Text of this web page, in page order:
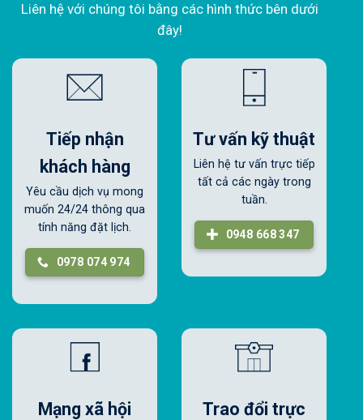
Liên hệ với chúng tôi bằng các hình thức bên dưới
đây!
Tiếp nhận
khách hàng
Yêu cầu dịch vụ mong
muốn 24/24 thông qua
tính năng đặt lịch.
0978 074 974
Tư vấn kỹ thuật
Liên hệ tư vấn trực tiếp
tất cả các ngày trong
tuần.
0948 668 347
Mạng xã hội
Trao đổi trực